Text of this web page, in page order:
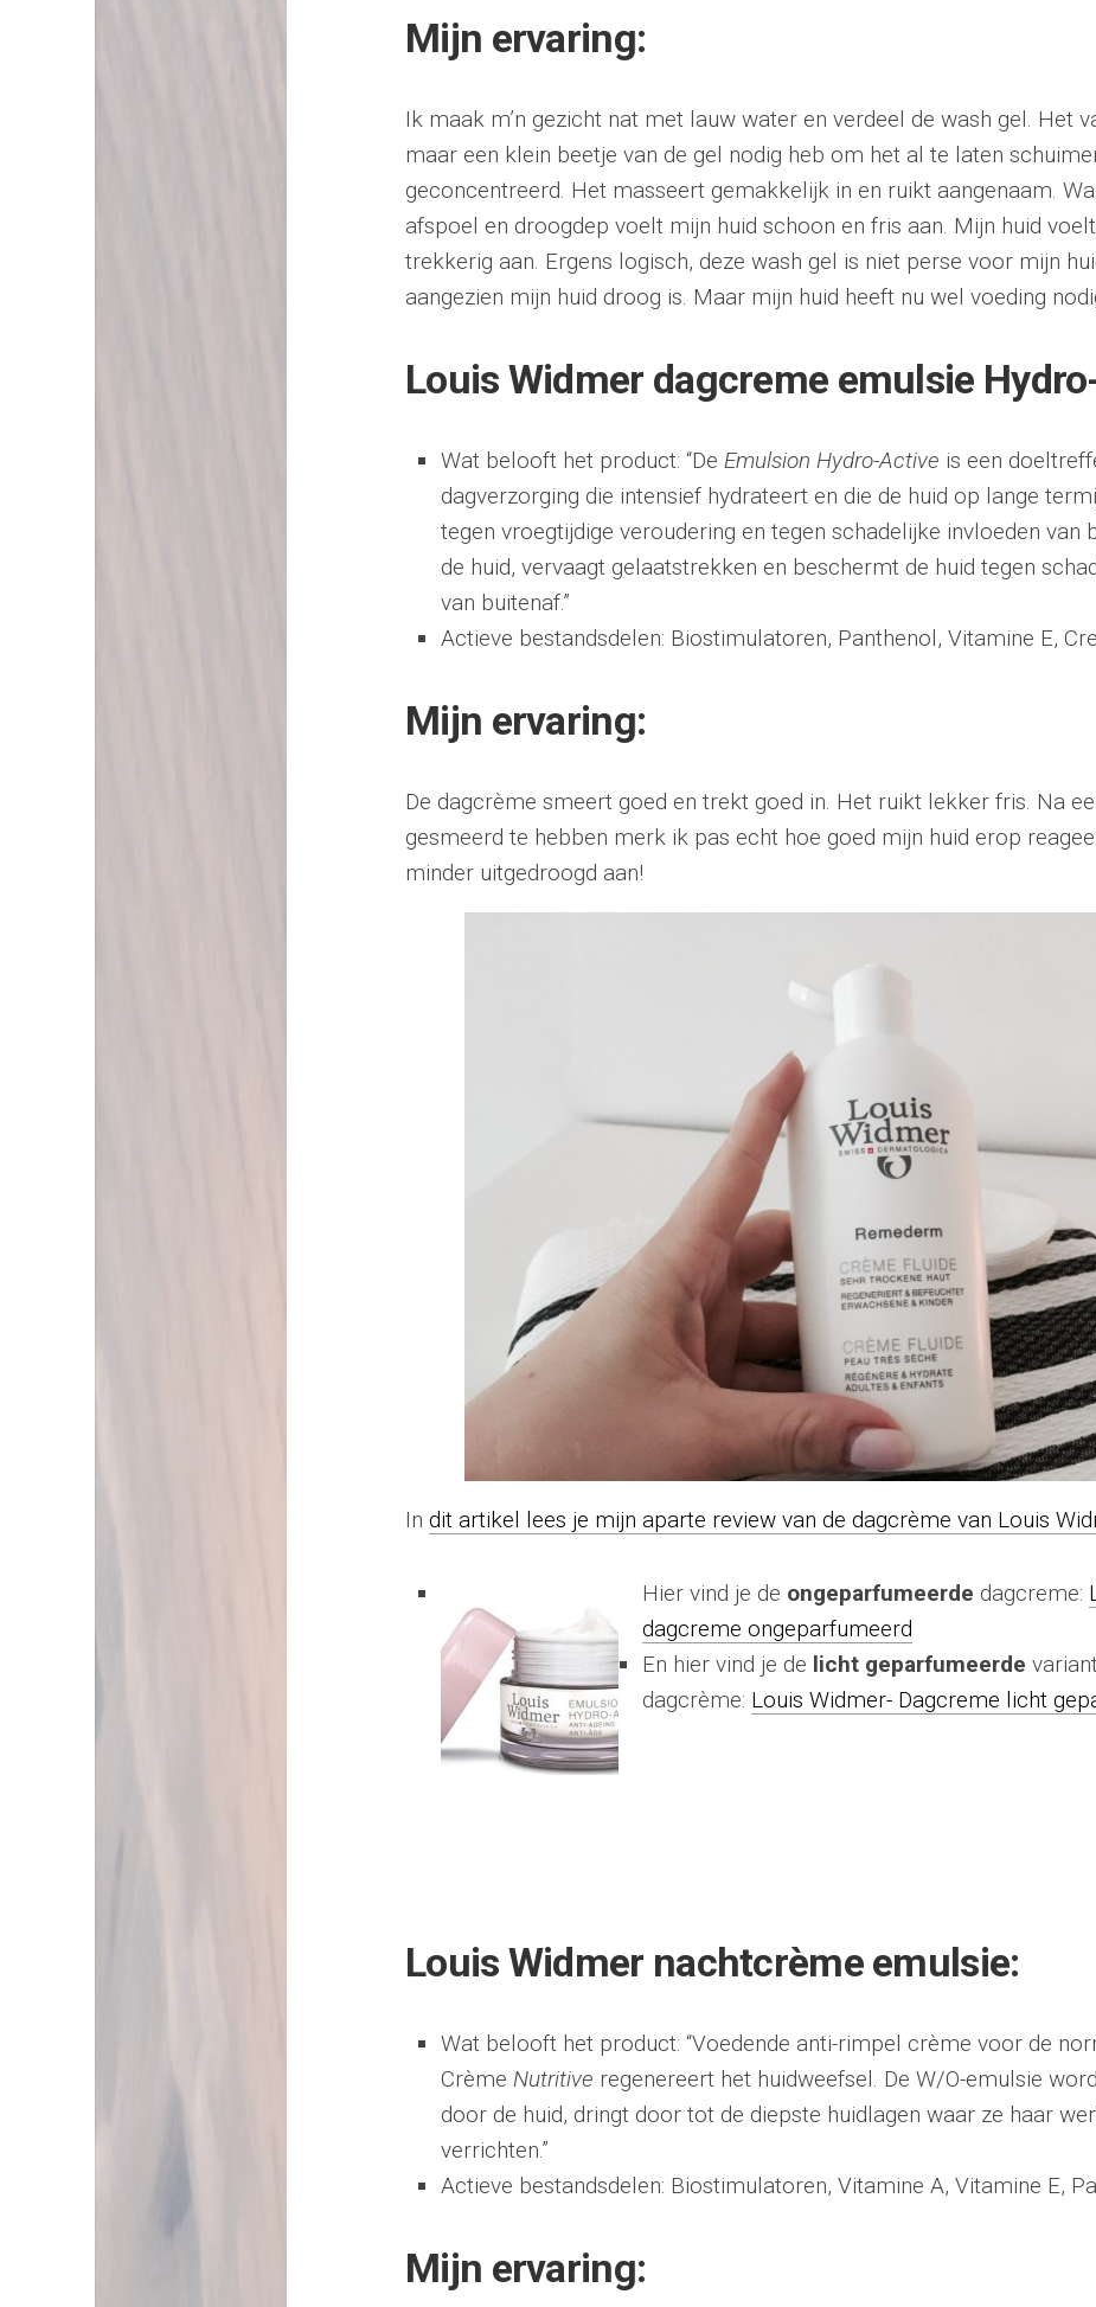
Mijn ervaring:
Ik maak m’n gezicht nat met lauw water en verdeel de wash gel. Het
maar een klein beetje van de gel nodig heb om het al te laten
geconcentreerd. Het masseert gemakkelijk in en ruikt aangenaam.
afspoel en droogdep voelt mijn huid schoon en fris aan. Mijn huid
trekkerig aan. Ergens logisch, deze wash gel is niet perse voor mijn
aangezien mijn huid droog is. Maar mijn huid heeft nu wel voeding
Louis Widmer dagcreme emulsie
Wat belooft het product: “De Emulsion Hydro-Active is een
dagverzorging die intensief hydrateert en die de huid op lange
tegen vroegtijdige veroudering en tegen schadelijke invloeden van
de huid, vervaagt gelaatstrekken en beschermt de huid tegen
van buitenaf.”
Actieve bestandsdelen: Biostimulatoren, Panthenol, Vitamine E,
Mijn ervaring:
De dagcrème smeert goed en trekt goed in. Het ruikt lekker fris. Na
gesmeerd te hebben merk ik pas echt hoe goed mijn huid erop
minder uitgedroogd aan!
In dit artikel lees je mijn aparte review van de dagcrème van Louis
Hier vind je de ongeparfumeerde dagcreme:
dagcreme ongeparfumeerd
En hier vind je de licht geparfumeerde
dagcrème: Louis Widmer- Dagcreme licht
Louis Widmer nachtcrème emulsie:
Wat belooft het product: “Voedende anti-rimpel crème voor de
Crème Nutritive regenereert het huidweefsel. De W/O-emulsie
door de huid, dringt door tot de diepste huidlagen waar ze haar
verrichten.”
Actieve bestandsdelen: Biostimulatoren, Vitamine A, Vitamine E,
Mijn ervaring: